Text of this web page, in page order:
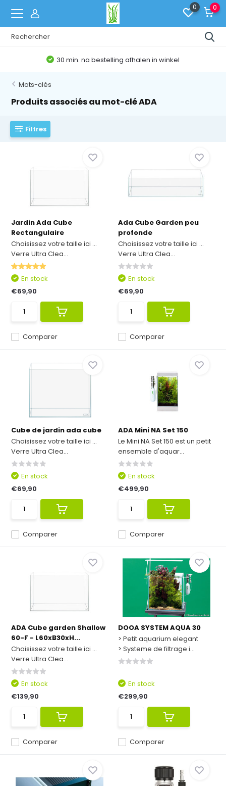
0 0
30 min. na bestelling afhalen in winkel
Mots-clés
Produits associés au mot-clé ADA
Filtres
Jardin Ada Cube
Rectangulaire
Choisissez votre taille ici ...
Verre Ultra Clea...
Comparer
En stock
€69,90
Ada Cube Garden peu
profonde
Choisissez votre taille ici ...
Verre Ultra Clea...
Comparer
En stock
€69,90
Cube de jardin ada cube
Choisissez votre taille ici ...
Verre Ultra Clea...
Comparer
En stock
€69,90
ADA Mini NA Set 150
Le Mini NA Set 150 est un petit
ensemble d'aquar...
Comparer
En stock
€499,90
ADA Cube garden Shallow
60-F - L60xB30xH...
Choisissez votre taille ici ...
Verre Ultra Clea...
Comparer
En stock
€139,90
DOOA SYSTEM AQUA 30
> Petit aquarium elegant
> Systeme de filtrage i...
Comparer
En stock
€299,90